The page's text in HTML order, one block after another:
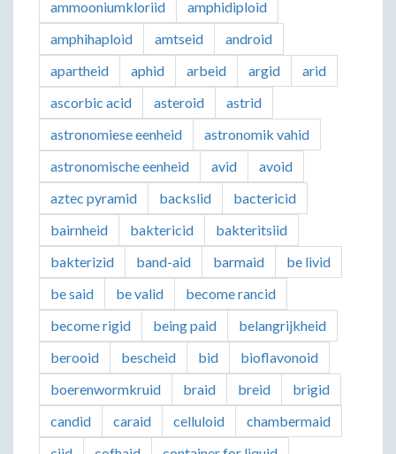
ammooniumkloriid
amphidiploid
amphihaploid
amtseid
android
apartheid
aphid arbeid argid
arid
ascorbic acid
asteroid
astrid
astronomiese eenheid
astronomik vahid
astronomische eenheid
avid
avoid
aztec pyramid
backslid
bactericid
bairnheid
baktericid
bakteritsiid
bakterizid
band-aid barmaid
be livid
be said
be valid
become rancid
become rigid
being paid
belangrijkheid
berooid
bescheid bid
bioflavonoid
boerenwormkruid
braid breid
brigid
candid
caraid celluloid
chambermaid